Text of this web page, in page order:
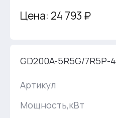
Цена: 24 793 ₽
GD200A-5R5G/7R5P-4
Артикул
Мощность,кВт